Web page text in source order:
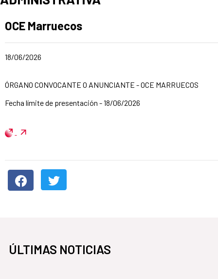
Apartado del anuncio:
OCE Marruecos
Fecha de publicación de la noticia
18/06/2026
ÓRGANO CONVOCANTE O ANUNCIANTE - OCE MARRUECOS
Fecha límite de presentación - 18/06/2026
ÚLTIMAS NOTICIAS